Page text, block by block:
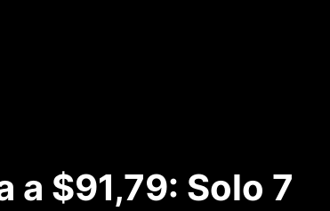
a $91,79: Solo 7